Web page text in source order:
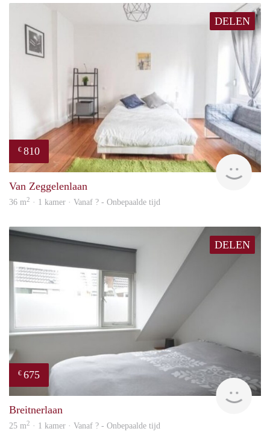
DELEN
€ 810
Van Zeggelenlaan
36 m2 · 1 kamer · Vanaf ? - Onbepaalde tijd
DELEN
€ 675
Breitnerlaan
25 m2 · 1 kamer · Vanaf ? - Onbepaalde tijd